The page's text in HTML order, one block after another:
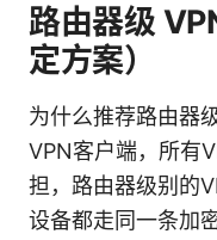
路由器级
定方案）
为什么推荐路由器
VPN客户端，所有
担，路由器级别的
设备都走同一条加